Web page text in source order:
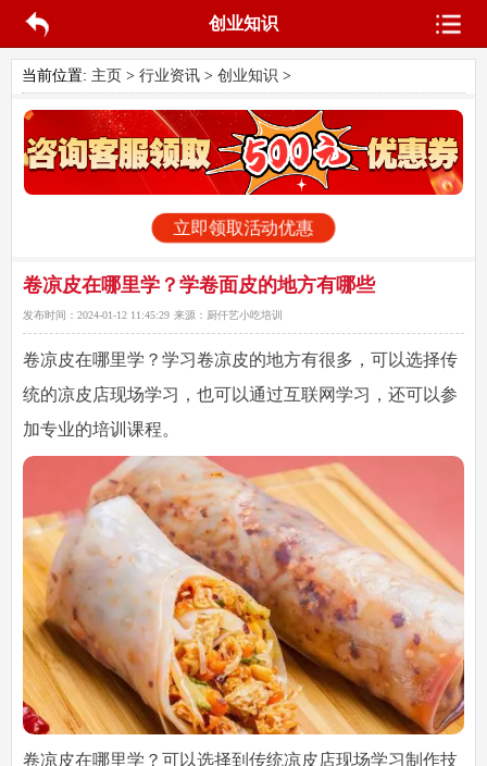
创业知识
当前位置: 主页 > 行业资讯> 创业知识 >
立即领取活动优惠
卷凉皮在哪里学？学卷面皮的地方有哪些
发布时间： 2024-01-12 11:45:29 来源： 厨仟艺小吃培训
卷凉皮在哪里学 ？学习卷凉皮的地方有很多，可以选择传
统的凉皮店现场学习，也可以通过互联网学习，还可以参
加专业的培训课程。
卷凉皮在哪里学？可以选择到传统凉皮店现场学习制作技